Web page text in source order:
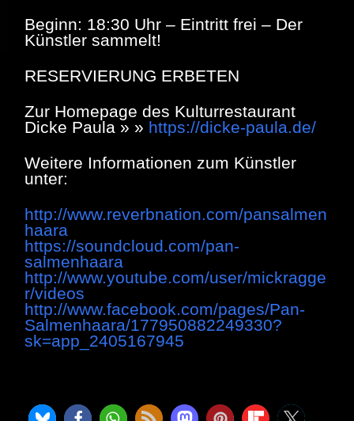
Beginn: 18:30 Uhr – Eintritt frei – Der
Künstler sammelt!
RESERVIERUNG ERBETEN
Zur Homepage des Kulturrestaurant
Dicke Paula » » https://dicke-paula.de/
Weitere Informationen zum Künstler
unter:
http://www.reverbnation.com/pansalmen
haara
https://soundcloud.com/pan-
salmenhaara
http://www.youtube.com/user/mickragge
r/videos
http://www.facebook.com/pages/Pan-
Salmenhaara/177950882249330?
sk=app_2405167945